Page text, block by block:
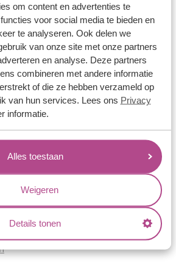
om content en advertenties te
voor social media te bieden en
te analyseren. Ook delen we
van onze site met onze partners
en analyse. Deze partners
combineren met andere informatie
of die ze hebben verzameld op
van hun services. Lees ons Privacy
informatie.
Alles toestaan
Weigeren
Details tonen